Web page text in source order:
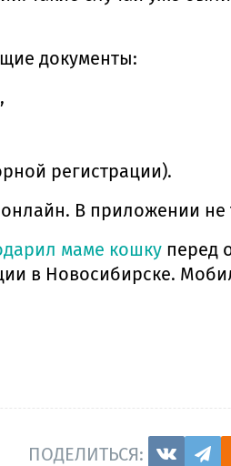
документы:
регистрации).
В приложении
маме кошку перед
в Новосибирске.
ПОДЕЛИТЬСЯ: